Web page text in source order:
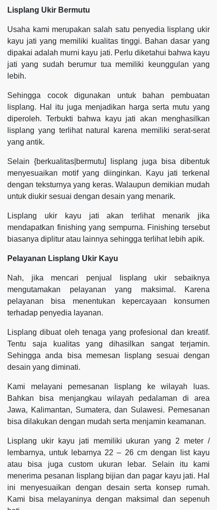
Lisplang Ukir Bermutu
Usaha kami merupakan salah satu penyedia lisplang ukir
kayu jati yang memiliki kualitas tinggi. Bahan dasar yang
dipakai adalah murni kayu jati. Perlu diketahui bahwa kayu
jati yang sudah berumur tua memiliki keunggulan yang
lebih.
Sehingga cocok digunakan untuk bahan pembuatan
lisplang. Hal itu juga menjadikan harga serta mutu yang
diperoleh. Terbukti bahwa kayu jati akan menghasilkan
lisplang yang terlihat natural karena memiliki serat-serat
yang antik.
Selain {berkualitas|bermutu] lisplang juga bisa dibentuk
menyesuaikan motif yang diinginkan. Kayu jati terkenal
dengan teksturnya yang keras. Walaupun demikian mudah
untuk diukir sesuai dengan desain yang menarik.
Lisplang ukir kayu jati akan terlihat menarik jika
mendapatkan finishing yang sempurna. Finishing tersebut
biasanya diplitur atau lainnya sehingga terlihat lebih apik.
Pelayanan Lisplang Ukir Kayu
Nah, jika mencari penjual lisplang ukir sebaiknya
mengutamakan pelayanan yang maksimal. Karena
pelayanan bisa menentukan kepercayaan konsumen
terhadap penyedia layanan.
Lisplang dibuat oleh tenaga yang profesional dan kreatif.
Tentu saja kualitas yang dihasilkan sangat terjamin.
Sehingga anda bisa memesan lisplang sesuai dengan
desain yang diminati.
Kami melayani pemesanan lisplang ke wilayah luas.
Bahkan bisa menjangkau wilayah pedalaman di area
Jawa, Kalimantan, Sumatera, dan Sulawesi. Pemesanan
bisa dilakukan dengan mudah serta menjamin keamanan.
Lisplang ukir kayu jati memiliki ukuran yang 2 meter /
lembarnya, untuk lebarnya 22 – 26 cm dengan list kayu
atau bisa juga custom ukuran lebar. Selain itu kami
menerima pesanan lisplang bijian dan pagar kayu jati. Hal
ini menyesuaikan dengan desain serta konsep rumah.
Kami bisa melayaninya dengan maksimal dan sepenuh